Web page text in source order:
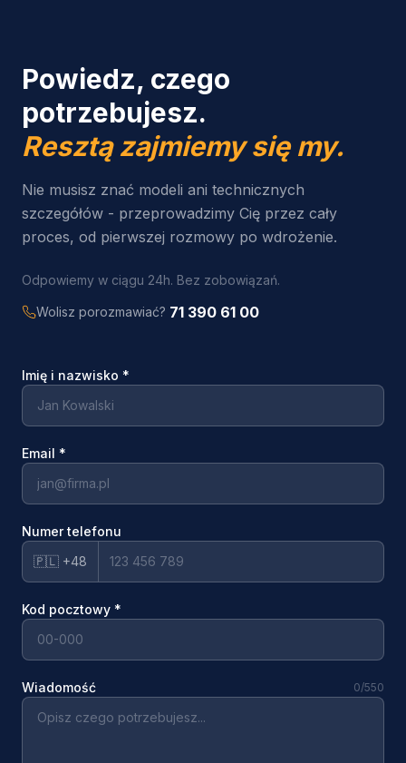
Powiedz, czego
potrzebujesz.
Resztą zajmiemy się my.
Nie musisz znać modeli ani technicznych
szczegółów - przeprowadzimy Cię przez cały
proces, od pierwszej rozmowy po wdrożenie.
Odpowiemy w ciągu 24h. Bez zobowiązań.
Wolisz porozmawiać? 71 390 61 00
Imię i nazwisko *
Email *
Numer telefonu
🇵🇱 +48
Kod pocztowy *
Wiadomość 0/550